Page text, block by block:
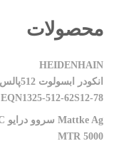
محصولات
HEIDENHAIN
انکودر ابسولوت 512پالس باتغذیه 5V
EQN1325-512-62S12-78
Mattke Ag سروو درایو 4Quadrant, 170v/30A,4.2kvA, DC مدل
MTR 5000